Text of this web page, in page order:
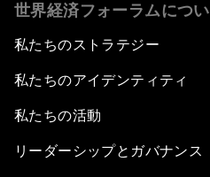
世界経済フォーラムにつ
私たちのストラテジー
私たちのアイデンティティ
私たちの活動
リーダーシップとガバナンス